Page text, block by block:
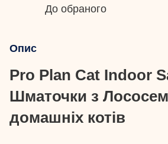
До обраного
Опис
Pro Plan Cat Indoor
Шматочки з
домашніх котів